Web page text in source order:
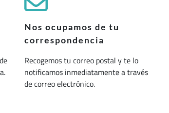
Nos ocupamos de tu
correspondencia
Recogemos tu correo postal y te lo
notificamos inmediatamente a través
de correo electrónico.